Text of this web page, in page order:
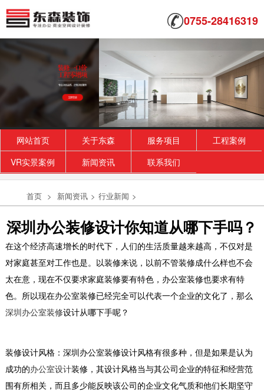
0755-28416319
网站首页 关于东森 服务项目
工程案例
VR实景案例
新闻资讯 联系我们
首页 > 新闻资讯 > 行业新闻 >
深圳办公装修设计你知道从哪下手吗？
在这个经济高速增长的时代下，人们的生活质量越来越高，不仅对是
对家庭甚至对工作也是。以装修来说，以前不管装修成什么样也不会
太在意，现在不仅要求家庭装修要有特色，办公室装修也要求有特
色。所以现在办公室装修已经完全可以代表一个企业的文化了，那么
深圳办公室装修设计从哪下手呢？
装修设计风格： 深圳办公室装修设计风格有很多种，但是如果是认为
成功的办公室设计装修，其设计风格当与其公司企业的特征和经营范
围有所相关，而且多少能反映该公司的企业文化气质和他们长期坚守